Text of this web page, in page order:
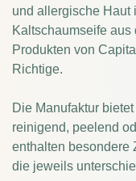
und allergische Haut
Kaltschaumseife aus
Produkten von
Richtige.
Die Manufaktur
reinigend, peelend
enthalten besondere
die jeweils